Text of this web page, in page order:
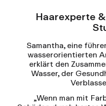
Haarexperte
Samantha, eine
wasserorientierten
erklärt den
Wasser, der
„Wenn man mit